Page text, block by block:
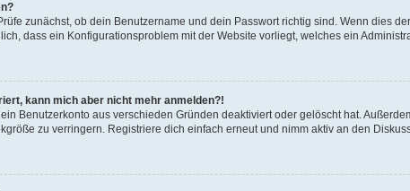
zunächst, ob dein Benutzername und dein Passwort richtig sind. Wenn dies
dass ein Konfigurationsproblem mit der Website vorliegt, welches ein
kann mich aber nicht mehr anmelden?!
Benutzerkonto aus verschieden Gründen deaktiviert oder gelöscht hat.
zu verringern. Registriere dich einfach erneut und nimm aktiv an den